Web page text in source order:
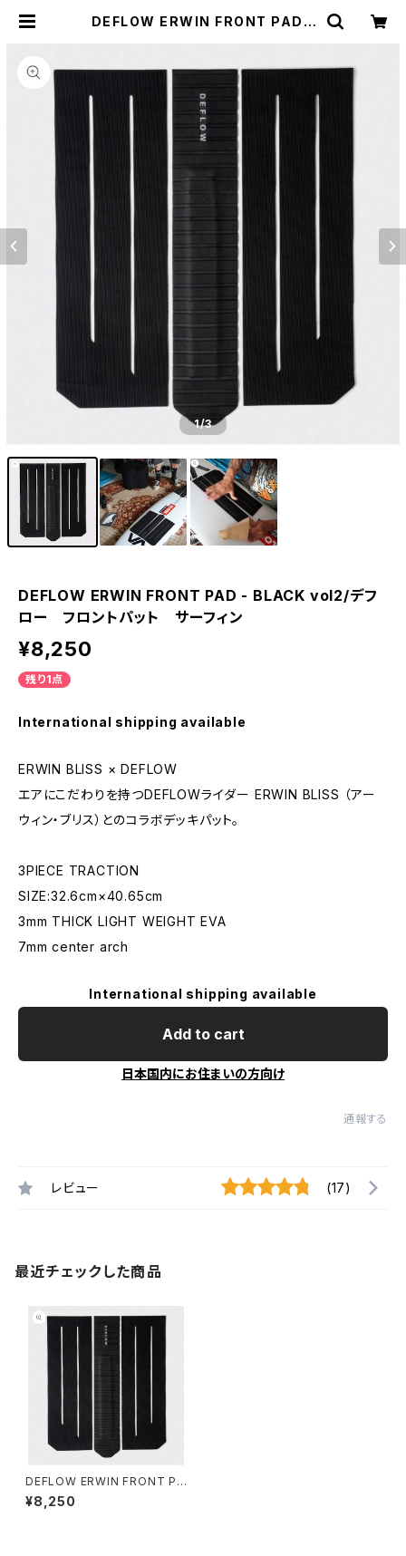
DEFLOW ERWIN FRONT PAD -
8SHOP
1/3
DEFLOW ERWIN FRONT PAD - BLACK vol2/デフ
ロー フロントパット サーフィン
¥8,250
残り1点
International shipping available
ERWIN BLISS × DEFLOW
エアにこだわりを持つDEFLOWライダー ERWIN BLISS （アー
ウィン・ブリス）とのコラボデッキパット。
3PIECE TRACTION
SIZE:32.6cm×40.65cm
3mm THICK LIGHT WEIGHT EVA
7mm center arch
International shipping available
Add to cart
日本国内にお住まいの方向け
通報する
レビュー (17)
最近チェックした商品
DEFLOW ERWIN FRONT PA
D - BLACK vol2/デフロー フ
ロントパット サーフィン
¥8,250